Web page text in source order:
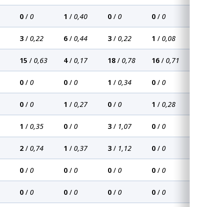
0 / 0 1 / 0,40 0 / 0 0 / 0
3 / 0,22 6 / 0,44 3 / 0,22 1 / 0,08
15 / 0,63 4/ 0,17 18 / 0,78 16 / 0,71
0 / 0 0 / 0 1 / 0,34 0 / 0
0 / 0 1 / 0,27 0 / 0 1 / 0,28
1 / 0,35 0 / 0 3 / 1,07 0 / 0
2 / 0,74 1 / 0,37 3 / 1,12 0 / 0
0 / 0 0 / 0 0 / 0 0 / 0
0 / 0 0 / 0 0 / 0 0 / 0